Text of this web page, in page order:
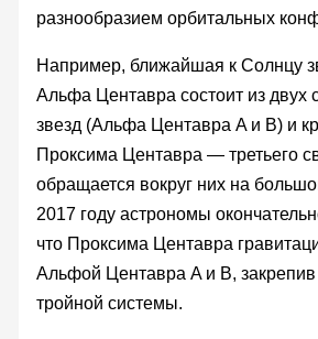
разнообразием орбитальных
Например, ближайшая к Солнцу
Альфа Центавра состоит из двух
звезд (Альфа Центавра A и B) и
Проксима Центавра — третьего
обращается вокруг них на
2017 году астрономы
что Проксима Центавра
Альфой Центавра A и B, закрепив
тройной системы.